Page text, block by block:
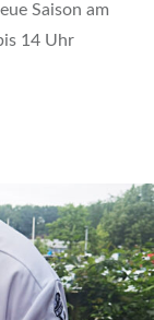
Saison am
14 Uhr